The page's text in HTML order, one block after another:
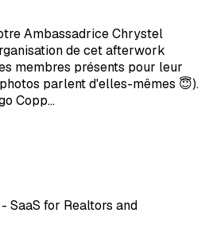
Ambassadrice Chrystel
de cet afterwork
membres présents pour leur
parlent d'elles-mêmes 😇).
Copp…
SaaS for Realtors and